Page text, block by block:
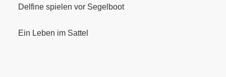
Delfine spielen vor Segelboot
Ein Leben im Sattel